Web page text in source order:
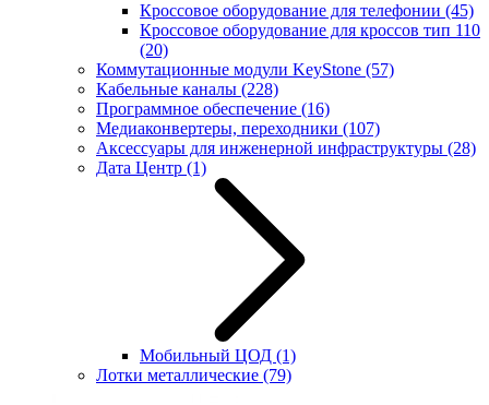
Кроссовое оборудование для телефонии (45)
Кроссовое оборудование для кроссов тип 110
(20)
Коммутационные модули KeyStone (57)
Кабельные каналы (228)
Программное обеспечение (16)
Медиаконвертеры, переходники (107)
Аксессуары для инженерной инфраструктуры (28)
Дата Центр (1)
Мобильный ЦОД (1)
Лотки металлические (79)